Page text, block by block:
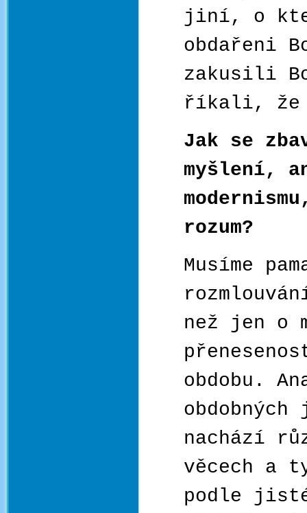
jiní, o
obdařeni
zakusili
říkali, že
Jak se
myšlení,
rozum?
Musíme
než jen o
obdobu.
nachází
věcech a
podle